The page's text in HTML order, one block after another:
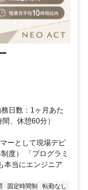
日数：1ヶ月あた
、休憩60分）
ーとして現場デビ
度） 「プログラミ
本当にエンジニア
固定時間制 転勤なし